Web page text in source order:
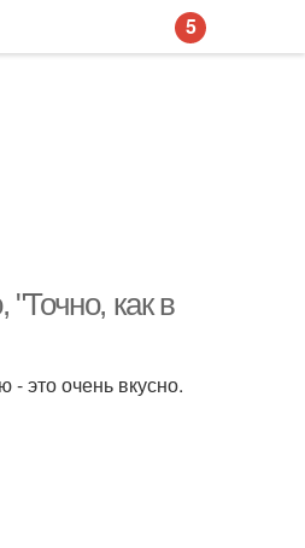
"Точно, как в
это очень вкусно.
5